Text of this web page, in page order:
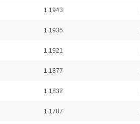
1.1943
1.1935
1.1921
1.1877
1.1832
1.1787